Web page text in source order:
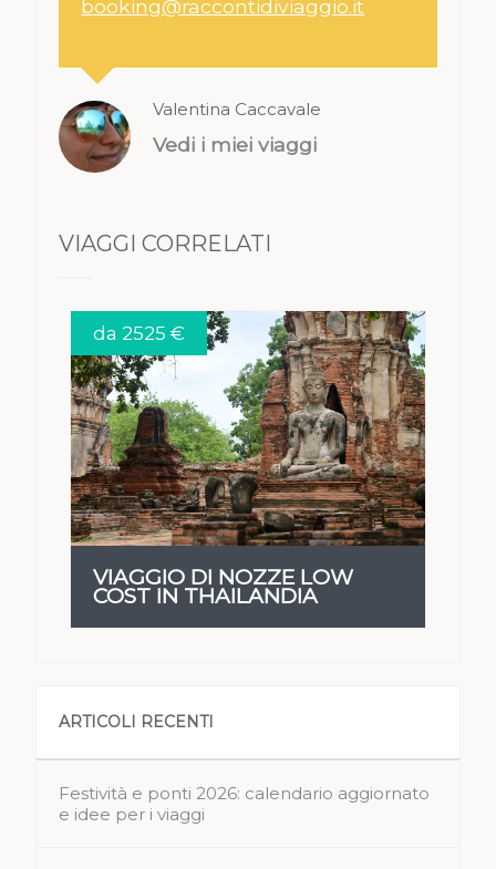
booking@raccontidiviaggio.it
Valentina Caccavale
Vedi i miei viaggi
VIAGGI CORRELATI
da 2525 €
VEDI
VIAGGIO DI NOZZE LOW
COST IN THAILANDIA
ARTICOLI RECENTI
Festività e ponti 2026: calendario aggiornato
e idee per i viaggi